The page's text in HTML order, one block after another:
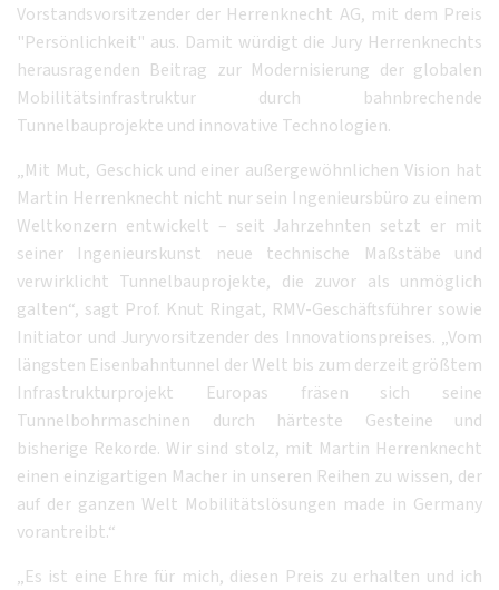
Vorstandsvorsitzender der Herrenknecht AG, mit dem Preis
"Persönlichkeit" aus. Damit würdigt die Jury Herrenknechts
herausragenden Beitrag zur Modernisierung der globalen
Mobilitätsinfrastruktur durch bahnbrechende
Tunnelbauprojekte und innovative Technologien.
„Mit Mut, Geschick und einer außergewöhnlichen Vision hat
Martin Herrenknecht nicht nur sein Ingenieursbüro zu einem
Weltkonzern entwickelt – seit Jahrzehnten setzt er mit
seiner Ingenieurskunst neue technische Maßstäbe und
verwirklicht Tunnelbauprojekte, die zuvor als unmöglich
galten“, sagt Prof. Knut Ringat, RMV-Geschäftsführer sowie
Initiator und Juryvorsitzender des Innovationspreises. „Vom
längsten Eisenbahntunnel der Welt bis zum derzeit größtem
Infrastrukturprojekt Europas fräsen sich seine
Tunnelbohrmaschinen durch härteste Gesteine und
bisherige Rekorde. Wir sind stolz, mit Martin Herrenknecht
einen einzigartigen Macher in unseren Reihen zu wissen, der
auf der ganzen Welt Mobilitätslösungen made in Germany
vorantreibt.“
„Es ist eine Ehre für mich, diesen Preis zu erhalten und ich